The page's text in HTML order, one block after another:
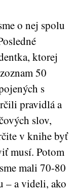
o nej spolu
ktorej
50
s
pravidlá a
slov,
v knihe byť
musí. Potom
mali 70-80
– a videli, ako